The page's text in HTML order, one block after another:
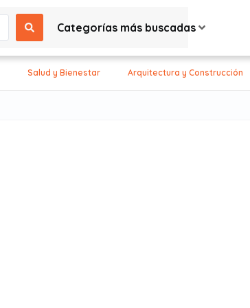
Categorías más buscadas
Salud y Bienestar Arquitectura y Construcción